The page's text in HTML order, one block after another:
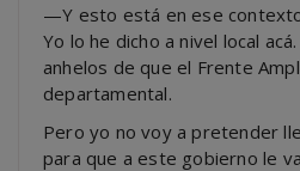
—Y esto está en ese
Yo lo he dicho a nivel local
anhelos de que el Frente
departamental.
Pero yo no voy a pretender
para que a este gobierno le